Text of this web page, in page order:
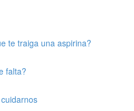
te traiga una aspirina?
falta?